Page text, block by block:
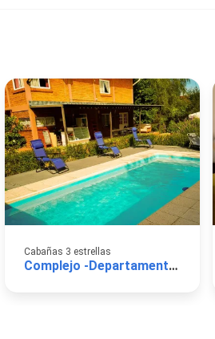
Cabañas 3 estrellas
Complejo -Departamentos Tatiana